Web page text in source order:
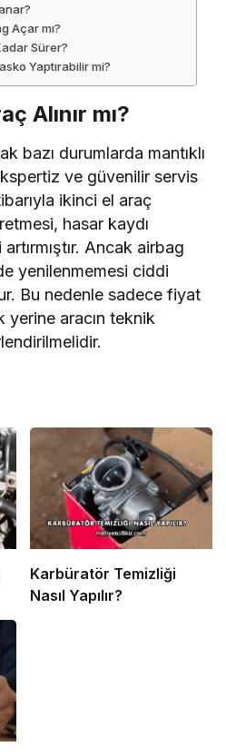
Açar mı?
Sürer?
Yaptırabilir mi?
Alınır mı?
bazı durumlarda mantıklı
ve güvenilir servis
ikinci el araç
hasar kaydı
Ancak airbag
yenilenmemesi ciddi
Bu nedenle sadece fiyat
yerine aracın teknik
Karbüratör Temizliği
Nasıl Yapılır?